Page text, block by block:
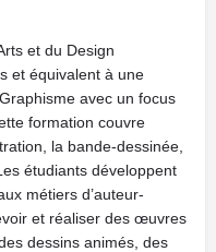
et du Design
et équivalent à une
avec un focus
formation couvre
la bande-dessinée,
étudiants développent
métiers d’auteur-
et réaliser des œuvres
dessins animés, des